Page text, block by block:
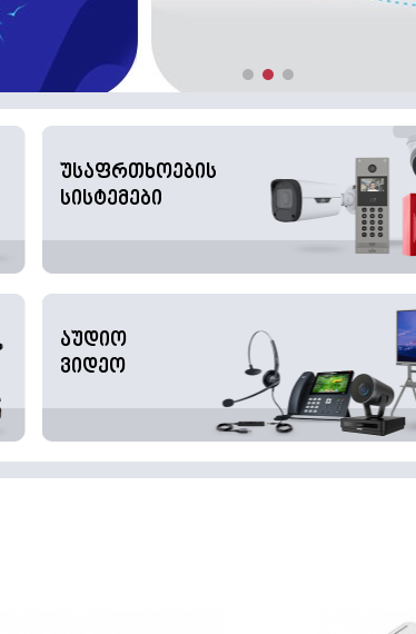
უსაფრთხოების
სისტემები
აუდიო
ვიდეო